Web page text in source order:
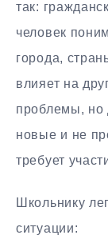
так:
человек
города,
влияет на
проблемы, но
новые и не
требует
Школьнику
ситуации: